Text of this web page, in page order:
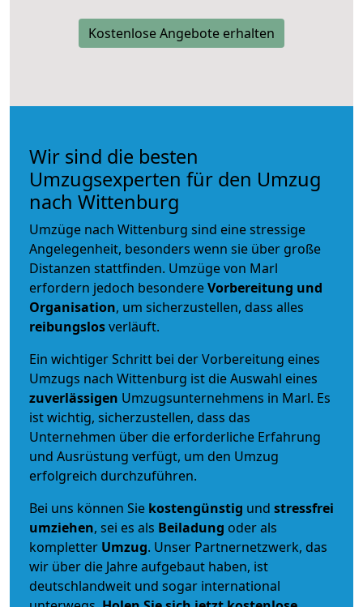
Kostenlose Angebote erhalten
Wir sind die besten
Umzugsexperten für den Umzug
nach Wittenburg
Umzüge nach Wittenburg sind eine stressige
Angelegenheit, besonders wenn sie über große
Distanzen stattfinden. Umzüge von Marl
erfordern jedoch besondereVorbereitung und
Organisation, um sicherzustellen, dass alles
reibungslosverläuft.
Ein wichtiger Schritt bei der Vorbereitung eines
Umzugs nach Wittenburg ist die Auswahl eines
zuverlässigen Umzugsunternehmens in Marl. Es
ist wichtig, sicherzustellen, dass das
Unternehmen über die erforderliche Erfahrung
und Ausrüstung verfügt, um den Umzug
erfolgreich durchzuführen.
Bei uns können Sie kostengünstig und stressfrei
umziehen, sei es als Beiladung oder als
kompletter Umzug. Unser Partnernetzwerk, das
wir über die Jahre aufgebaut haben, ist
deutschlandweit und sogar international